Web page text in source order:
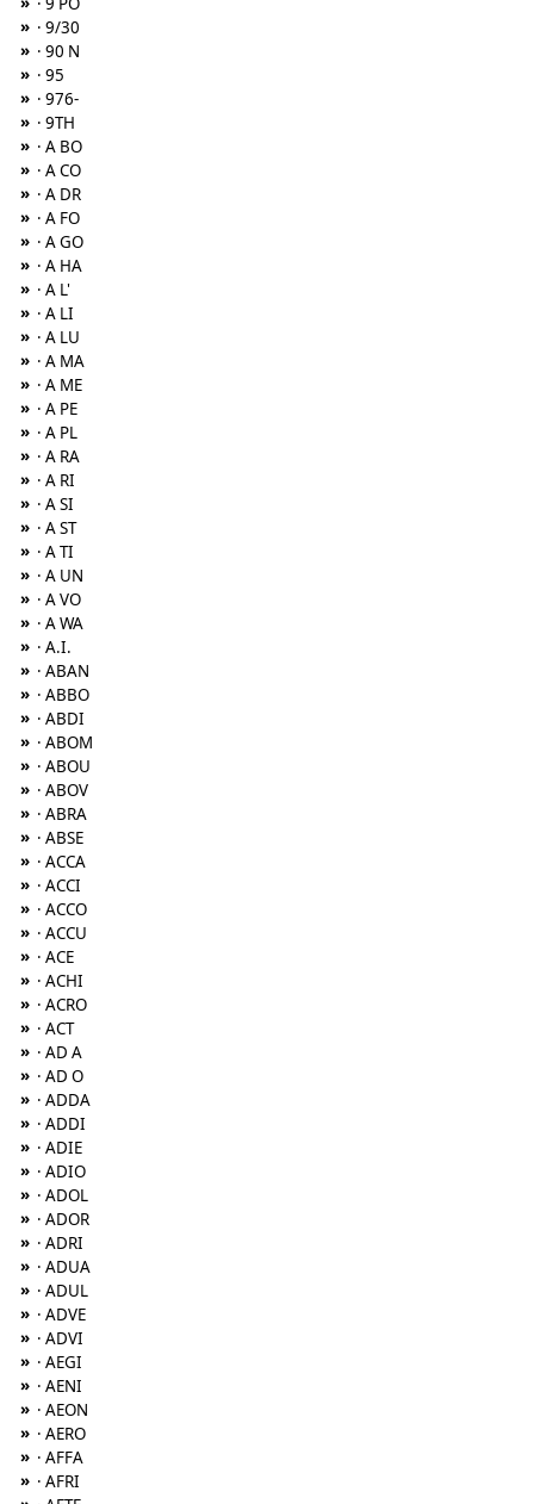
» · 9/30
» · 90 N
» · 95
» · 976-
» · 9TH
» · A BO
» · A CO
» · A DR
» · A FO
» · A GO
» · A HA
» · A L'
» · A LI
» · A LU
» · A MA
» · A ME
» · A PE
» · A PL
» · A RA
» · A RI
» · A SI
» · A ST
» · A TI
» · A UN
» · A VO
» · A WA
» · A.I.
» · ABAN
» · ABBO
» · ABDI
» · ABOM
» · ABOU
» · ABOV
» · ABRA
» · ABSE
» · ACCA
» · ACCI
» · ACCO
» · ACCU
» · ACE
» · ACHI
» · ACRO
» · ACT
» · AD A
» · AD O
» · ADDA
» · ADDI
» · ADIE
» · ADIO
» · ADOL
» · ADOR
» · ADRI
» · ADUA
» · ADUL
» · ADVE
» · ADVI
» · AEGI
» · AENI
» · AEON
» · AERO
» · AFFA
» · AFRI